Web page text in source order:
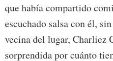
que había compartido
escuchado salsa con él,
vecina del lugar, Charliez
sorprendida por cuánto